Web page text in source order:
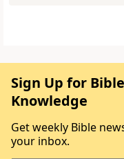
Sign Up for
Knowledge
Get weekly Bible
your inbox.